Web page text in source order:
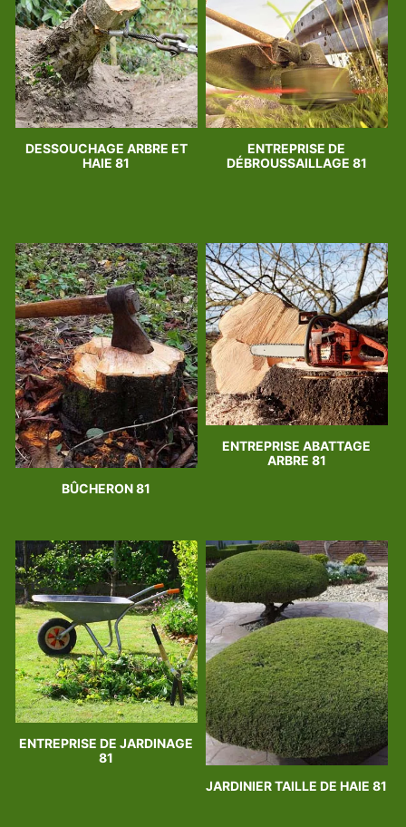
DESSOUCHAGE ARBRE ET
HAIE 81
ENTREPRISE DE
DÉBROUSSAILLAGE 81
BÛCHERON 81
ENTREPRISE ABATTAGE
ARBRE 81
ENTREPRISE DE JARDINAGE
81
JARDINIER TAILLE DE HAIE 81